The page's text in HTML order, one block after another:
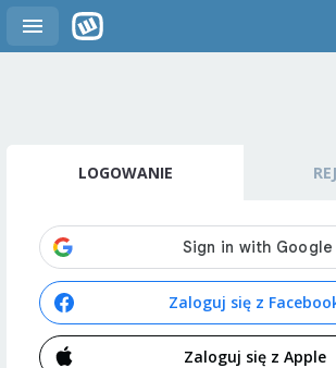
LOGOWANIE
Zaloguj się z
Zaloguj się z Apple